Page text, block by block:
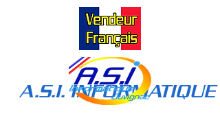
A.S.I.